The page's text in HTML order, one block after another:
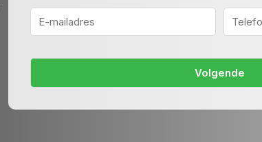
E-
mailadres
Telefoon